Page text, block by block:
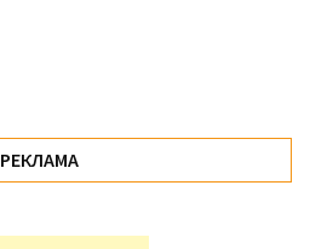
РЕКЛАМА